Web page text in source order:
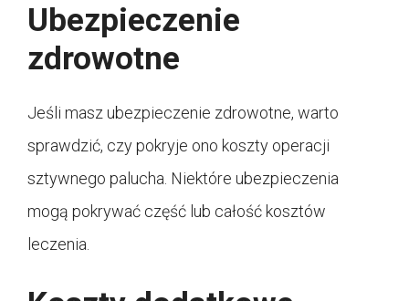
Ubezpieczenie
zdrowotne
Jeśli masz ubezpieczenie zdrowotne, warto
sprawdzić, czy pokryje ono koszty operacji
sztywnego palucha. Niektóre ubezpieczenia
mogą pokrywać część lub całość kosztów
leczenia.